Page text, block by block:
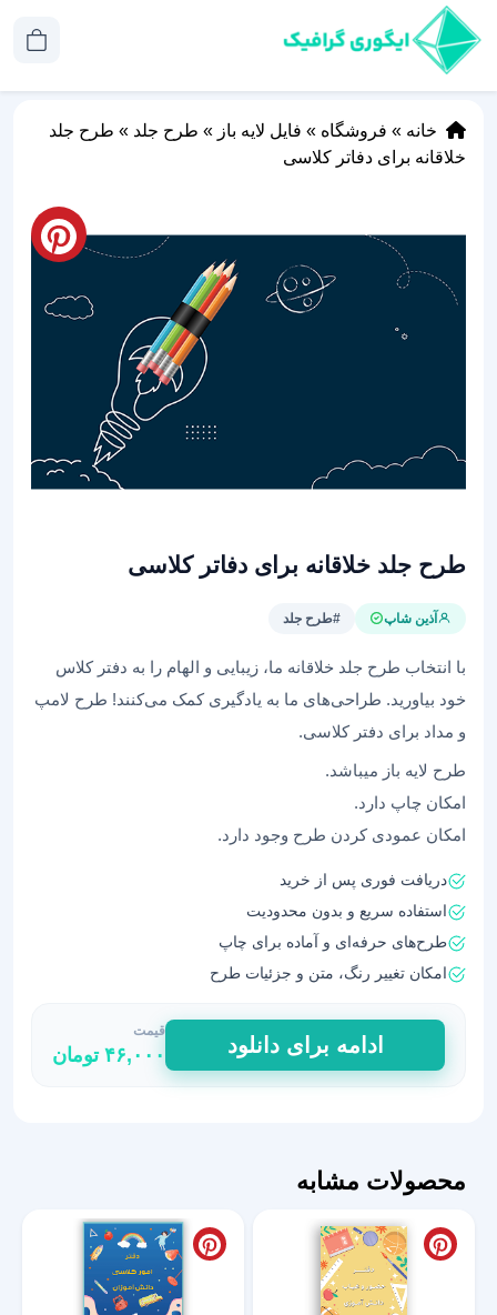
خانه » فروشگاه » فایل لایه باز » طرح جلد » طرح جلد
خلاقانه برای دفاتر کلاسی
طرح جلد خلاقانه برای دفاتر کلاسی
آذین شاپ #طرح جلد
با انتخاب طرح جلد خلاقانه ما، زیبایی و الهام را به دفتر کلاس
خود بیاورید. طراحی‌های ما به یادگیری کمک می‌کنند! طرح لامپ
و مداد برای دفتر کلاسی.
طرح لایه باز میباشد.
امکان چاپ دارد.
امکان عمودی کردن طرح وجود دارد.
دریافت فوری پس از خرید
استفاده سریع و بدون محدودیت
طرح‌های حرفه‌ای و آماده برای چاپ
امکان تغییر رنگ، متن و جزئیات طرح
طرح
جلد
خلاقانه
کلاسی
عدد
ادامه برای دانلود
قیمت
۴۶,۰۰۰ تومان
محصولات مشابه